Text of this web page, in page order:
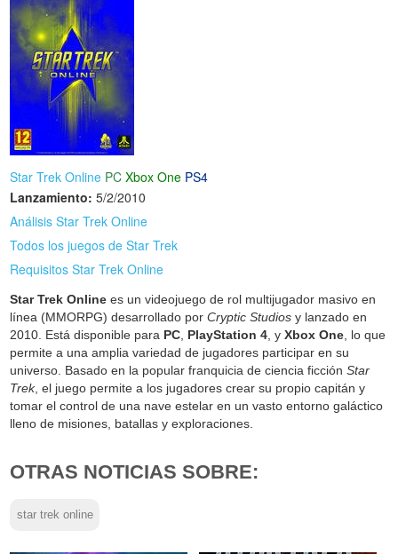
Star Trek Online PC Xbox One PS4
Lanzamiento: 5/2/2010
Análisis Star Trek Online
Todos los juegos de Star Trek
Requisitos Star Trek Online
Star Trek Online es un videojuego de rol multijugador masivo en
línea (MMORPG) desarrollado porCryptic Studios y lanzado en
2010. Está disponible para PC PlayStation 4 , yXbox One , lo que
permite a una amplia variedad de jugadores participar en su
universo. Basado en la popular franquicia de ciencia ficciónStar
Trek, el juego permite a los jugadores crear su propio capitán y
tomar el control de una nave estelar en un vasto entorno galáctico
lleno de misiones, batallas y exploraciones.
OTRAS NOTICIAS SOBRE:
star trek online